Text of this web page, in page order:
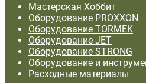
Мастерская Хоббит
Оборудование PROXXON
Оборудование TORMEK
Оборудование JET
Оборудование STRONG
Оборудование и
Расходные материалы